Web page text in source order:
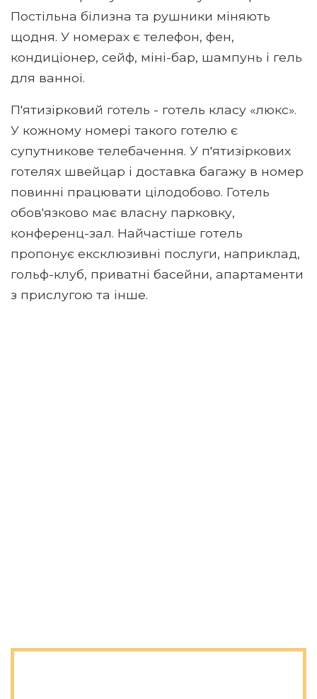
Постільна білизна та рушники міняють
щодня. У номерах є телефон, фен,
кондиціонер, сейф, міні-бар, шампунь і гель
для ванної.
П'ятизірковий готель - готель класу «люкс».
У кожному номері такого готелю є
супутникове телебачення. У п'ятизіркових
готелях швейцар і доставка багажу в номер
повинні працювати цілодобово. Готель
обов'язково має власну парковку,
конференц-зал. Найчастіше готель
пропонує ексклюзивні послуги, наприклад,
гольф-клуб, приватні басейни, апартаменти
з прислугою та інше.